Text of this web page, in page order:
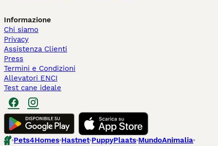
Informazione
Chi siamo
Privacy
Assistenza Clienti
Press
Termini e Condizioni
Allevatori ENCI
Test cane ideale
Pets4Homes Hastnet PuppyPlaats MundoAnimalia